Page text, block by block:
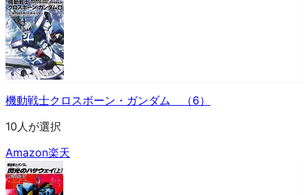
機動戦士クロスボーン・ガンダム （6）
10人が選択
Amazon楽天